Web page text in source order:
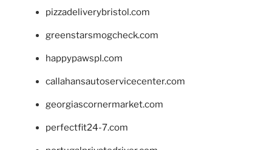
pizzadeliverybristol.com
greenstarsmogcheck.com
happypawspl.com
callahansautoservicecenter.com
georgiascornermarket.com
perfectfit24-7.com